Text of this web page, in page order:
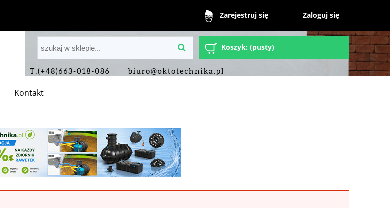
Zarejestruj się Zaloguj się
Koszyk: (pusty)
Kontakt